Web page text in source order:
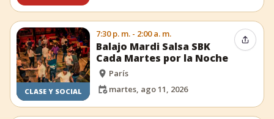
CLASE Y SOCIAL
7:30 p. m. - 2:00 a. m.
Balajo Mardi Salsa SBK
Cada Martes por la Noche
París
martes, ago 11, 2026